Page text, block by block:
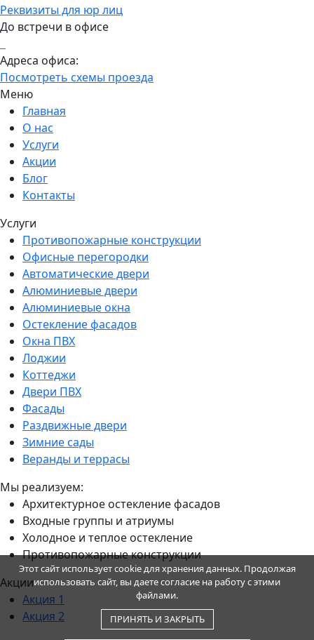
Реквизиты для юр лиц
До встречи в офисе
Адреса офиса:
Посмотреть схемы проезда
Меню
Главная
О нас
Услуги
Акции
Блог
Контакты
Услуги
Противопожарные конструкции
Офисные перегородки
Автоматические двери
Алюминиевые двери
Алюминиевые окна
Остекление фасадов
Окна ПВХ
Лоджии
Коттеджи
Двери ПВХ
Фасады
Раздвижные двери
Зимние сады
Веранды и террасы
Мы реализуем:
Архитектурное остекление фасадов
Входные группы и атриумы
Холодное и теплое остекление
Противопожарные конструкции
Акции
Акция 1
Акция 2
Этот сайт использует cookie для хранения данных. Продолжая
использовать сайт, вы даете согласие на работу с этими
файлами.
ПРИНЯТЬ И ЗАКРЫТЬ